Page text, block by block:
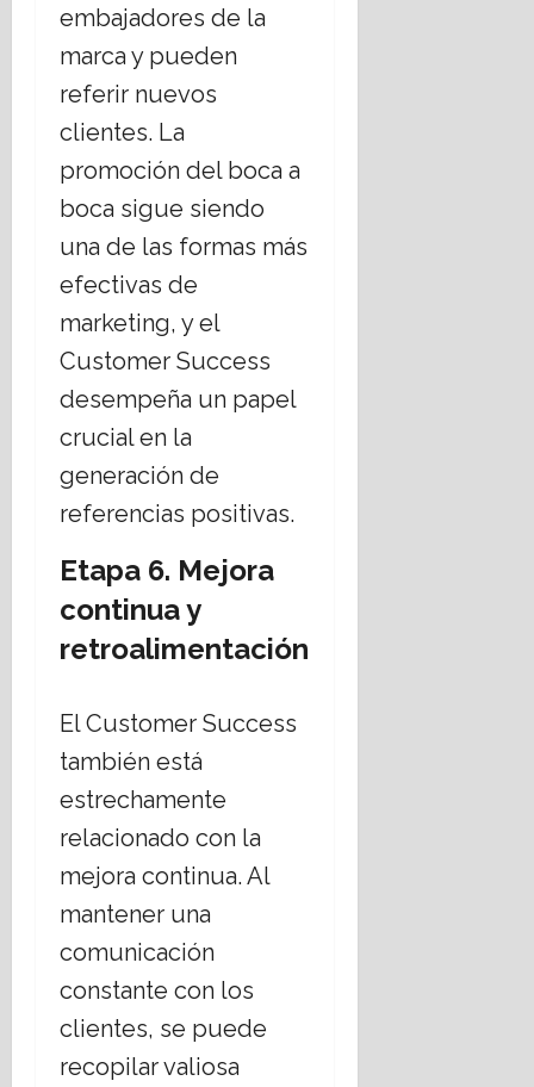
embajadores de la
marca y pueden
referir nuevos
clientes. La
promoción del boca a
boca sigue siendo
una de las formas más
efectivas de
marketing, y el
Customer Success
desempeña un papel
crucial en la
generación de
referencias positivas.
Etapa 6. Mejora
continua y
retroalimentación
El Customer Success
también está
estrechamente
relacionado con la
mejora continua. Al
mantener una
comunicación
constante con los
clientes, se puede
recopilar valiosa